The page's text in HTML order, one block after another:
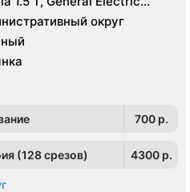
64 среза, GE
УЗИ Philips iE33 X-matrix
округ
700 p.
(128 срезов) 4300 p.